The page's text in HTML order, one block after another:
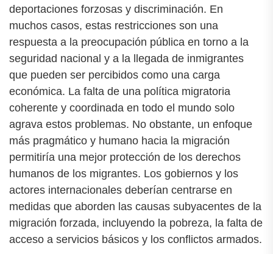
deportaciones forzosas y discriminación. En
muchos casos, estas restricciones son una
respuesta a la preocupación pública en torno a la
seguridad nacional y a la llegada de inmigrantes
que pueden ser percibidos como una carga
económica. La falta de una política migratoria
coherente y coordinada en todo el mundo solo
agrava estos problemas. No obstante, un enfoque
más pragmático y humano hacia la migración
permitiría una mejor protección de los derechos
humanos de los migrantes. Los gobiernos y los
actores internacionales deberían centrarse en
medidas que aborden las causas subyacentes de la
migración forzada, incluyendo la pobreza, la falta de
acceso a servicios básicos y los conflictos armados.